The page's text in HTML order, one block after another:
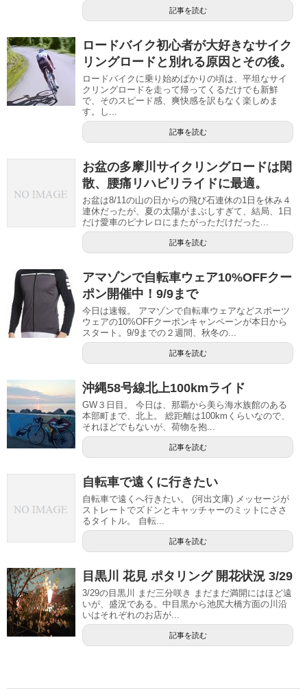
記事を読む
ロードバイク初心者が大好きなサイク
リングロードと別れる原因とその後。
ロードバイクに乗り始めばかりの頃は、平坦なサイ
クリングロードを走って帰ってくるだけでも新鮮
で、そのスピード感、爽快感を訳もなく楽しめま
す。し...
記事を読む
お盆の多摩川サイクリングロードは閑
散、腰痛リハビリライドに最適。
お盆は8/11の山の日からの飛び石連休の1日を休み４
連休だったが、夏の太陽がまぶしすぎて、結局、1日
だけ愛車のピナレロにまたがっただけだった...
記事を読む
アマゾンで自転車ウェア10%OFFクー
ポン開催中！9/9まで
今日は速報。 アマゾンで自転車ウェアなどスポーツ
ウェアの10%OFFクーポンキャンペーンが本日から
スタート。9/9までの２週間、秋冬の...
記事を読む
沖縄58号線北上100kmライド
GW３日目。 今日は、那覇から美ら海水族館のある
本部町まで、北上。 総距離は100kmくらいなので、
それほどでもないが、荷物を抱...
記事を読む
自転車で遠くに行きたい
自転車で遠くへ行きたい。 (河出文庫) メッセージが
ストレートでズドンとキャッチャーのミットにささ
るタイトル。 自転...
記事を読む
目黒川 花見 ポタリング 開花状況 3/29
3/29の目黒川 まだ三分咲き まだまだ満開にはほど遠
いが、盛況である。中目黒から池尻大橋方面の川沿
いはそれぞれのお店が...
記事を読む